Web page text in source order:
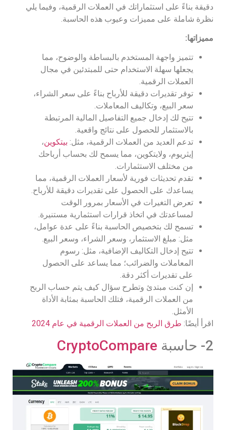
دقيقة بناءً على استثماراتك في العملات الرقمية، وفيما يلي
نظرة شاملة على مميزات وعيوب هذه الحاسبة.
مميزاتها:
تتميز واجهة المستخدم بالبساطة والوضوح، مما
يجعلها سهلة الاستخدام حتى للمبتدئين في مجال
العملات الرقمية.
توفر تقديرات دقيقة للأرباح بناءً على سعر الشراء،
سعر البيع، وتكاليف المعاملات.
تتيح لك إدخال جميع التفاصيل المالية المرتبطة
بالاستثمار للحصول على نتائج واقعية.
تدعم العديد من العملات الرقمية، مثل: بيتكوين،
إيثريوم، ولايتكوين، مما يسمح لك بحساب أرباحك
من مختلف الاستثمارات.
تقدم تحديثات فورية لأسعار العملات الرقمية، مما
يساعدك على الحصول على تقديرات دقيقة للأرباح.
تعرض التغيرات في الأسعار بمرور الوقت
لمساعدتك في اتخاذ قرارات استثمارية مستنيرة.
تسمح لك بتخصيص الحاسبة بناءً على عدة عوامل،
مثل: مبلغ الاستثمار، وسعر الشراء، وسعر البيع.
تتيح إدخال التكاليف الإضافية، مثل: رسوم
المعاملات والضرائب؛ مما يساعد على الحصول
على تقديرات أكثر دقة.
إن كنت مبتدئ وتطرح سؤال كيف يتم حساب الربح
من العملات الرقمية، فتلك الحاسبة بمثابة الأداة
الأمثل.
اقرأ أيضًا: طرق الربح من العملات الرقمية في عام 2024
2- حاسبة